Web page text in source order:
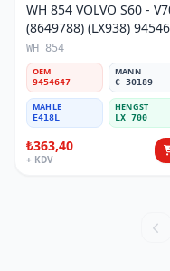
WH 854 VOLVO S60 -
(8649788) (LX938)
Hava Filtresi
WH 854
OEM
9454647
MANN
C 30189
MAHLE
E418L
HENGST
LX 700
₺363,40
+ KDV